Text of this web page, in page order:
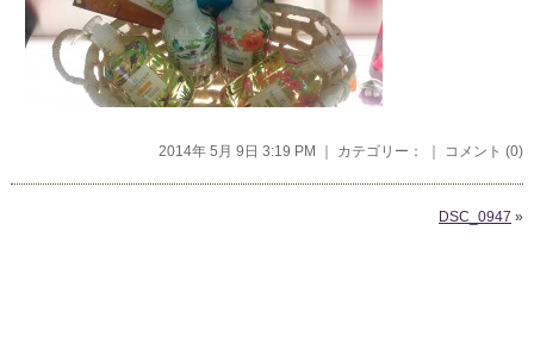
2014年 5月 9日 3:19 PM ｜ カテゴリー： ｜ コメント (0)
DSC_0947 »